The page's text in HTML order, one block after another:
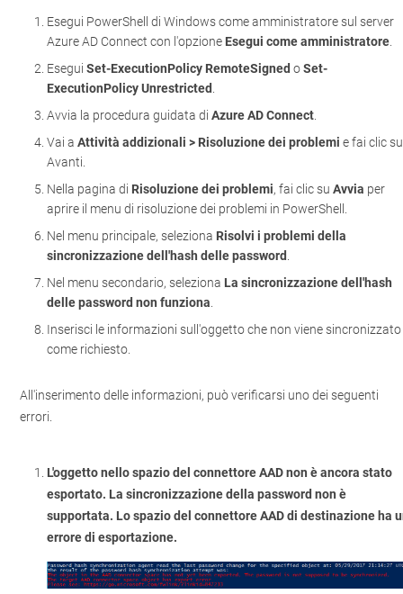
Esegui PowerShell di Windows come amministratore sul server
Azure AD Connect con l'opzione Esegui come amministratore
EseguiSet-ExecutionPolicy RemoteSigned oSet-
ExecutionPolicy Unrestricted
Avvia la procedura guidata diAzure AD Connect
Vai aAttività addizionali > Risoluzione dei problemi e fai clic su
Avanti.
Nella pagina di Risoluzione dei problemi, fai clic suAvvia per
aprire il menu di risoluzione dei problemi in PowerShell.
Nel menu principale, seleziona Risolvi i problemi della
sincronizzazione dell'hash delle password
Nel menu secondario, seleziona La sincronizzazione dell'hash
delle password non funziona
Inserisci le informazioni sull'oggetto che non viene sincronizzato
come richiesto.
All'inserimento delle informazioni, può verificarsi uno dei seguenti
errori.
L'oggetto nello spazio del connettore AAD non è ancora stato
esportato. La sincronizzazione della password non è
supportata. Lo spazio del connettore AAD di destinazione ha
errore di esportazione.